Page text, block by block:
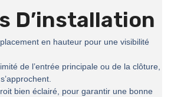
D’installation
en hauteur pour une visibilité
de l’entrée principale ou de la clôture,
bien éclairé, pour garantir une bonne